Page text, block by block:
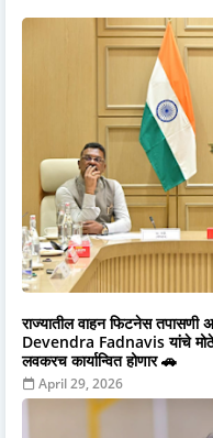
राज्यातील वाहन फिटनेस तपासणी
Devendra Fadnavis यांचे
लवकरच कार्यान्वित होणार 🚗
April 29, 2026